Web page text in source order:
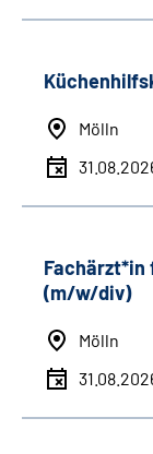
Mölln
Fachärzt*in
(m/w/div)
Mölln